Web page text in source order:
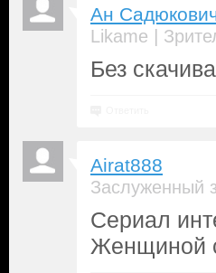
Ан
Likame |
Без
Airat888
Заслуженный
Сериал
Женщиной